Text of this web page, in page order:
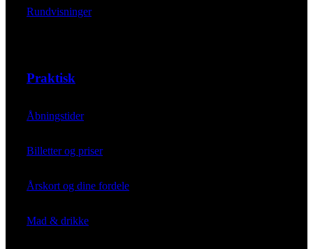
Rundvisninger
Praktisk
Åbningstider
Billetter og priser
Årskort og dine fordele
Mad & drikke